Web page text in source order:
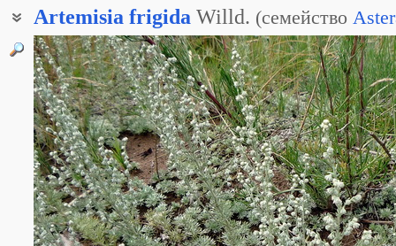
Artemisia frigida Willd. (семейство